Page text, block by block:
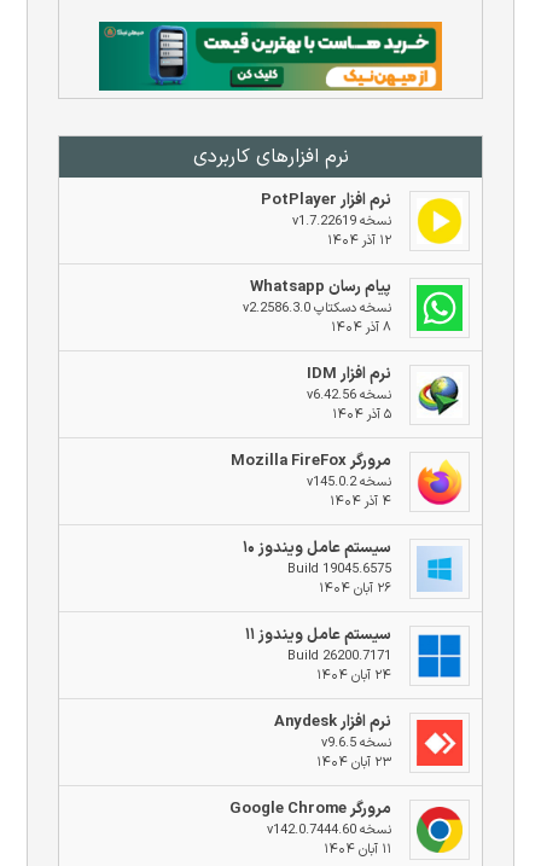
نرم افزار‌های کاربردی
نرم افزار PotPlayer
نسخه v1.7.22619
۱۲ آذر ۱۴۰۴
پیام رسان Whatsapp
نسخه دسکتاپ v2.2586.3.0
۸ آذر ۱۴۰۴
نرم افزار IDM
نسخه v6.42.56
۵ آذر ۱۴۰۴
مرورگر Mozilla FireFox
نسخه v145.0.2
۴ آذر ۱۴۰۴
سیستم عامل ویندوز ۱۰
Build 19045.6575
۲۶ آبان ۱۴۰۴
سیستم عامل ویندوز ۱۱
Build 26200.7171
۲۴ آبان ۱۴۰۴
نرم افزار Anydesk
نسخه v9.6.5
۲۳ آبان ۱۴۰۴
مرورگر Google Chrome
نسخه v142.0.7444.60
۱۱ آبان ۱۴۰۴